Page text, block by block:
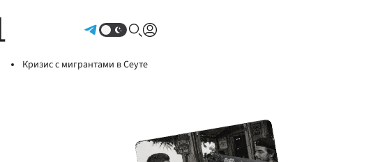
Кризис с мигрантами в Сеуте